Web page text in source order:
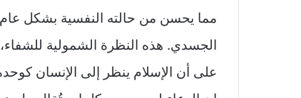
مما يحسن من حالته النفسية بشكل عام،
الجسدي. هذه النظرة الشمولية
على أن الإسلام ينظر إلى الإنسان